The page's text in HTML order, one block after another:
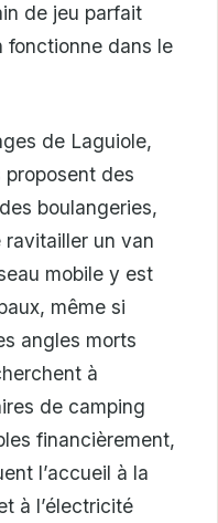
de jeu parfait
fonctionne dans le
de Laguiole,
des
boulangeries,
un van
mobile y est
même si
angles morts
à
de camping
financièrement,
l’accueil à la
à l’électricité